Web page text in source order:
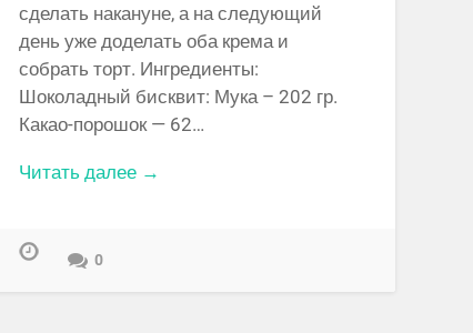
сделать накануне, а на следующий
день уже доделать оба крема и
собрать торт. Ингредиенты:
Шоколадный бисквит: Мука – 202 гр.
Какао-порошок — 62…
Читать далее →
0